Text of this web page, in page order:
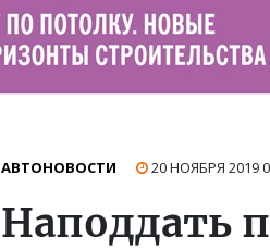
АВТОНОВОСТИ 20 НОЯБРЯ 2019
Наподдать